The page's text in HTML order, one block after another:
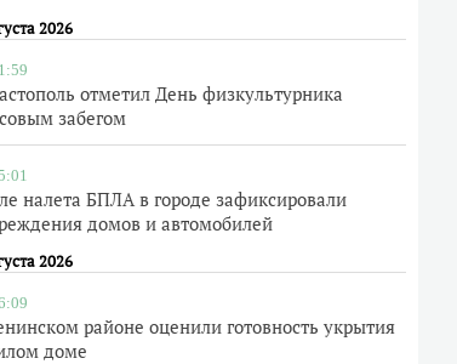
2026
отметил День физкультурника
забегом
налета БПЛА в городе зафиксировали
домов и автомобилей
2026
районе оценили готовность укрытия
доме